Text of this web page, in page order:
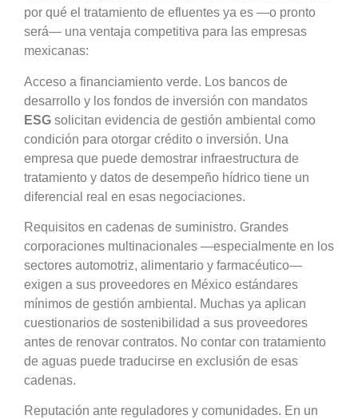
por qué el tratamiento de efluentes ya es —o pronto
será— una ventaja competitiva para las empresas
mexicanas:
Acceso a financiamiento verde. Los bancos de
desarrollo y los fondos de inversión con mandatos
ESG solicitan evidencia de gestión ambiental como
condición para otorgar crédito o inversión. Una
empresa que puede demostrar infraestructura de
tratamiento y datos de desempeño hídrico tiene un
diferencial real en esas negociaciones.
Requisitos en cadenas de suministro. Grandes
corporaciones multinacionales —especialmente en los
sectores automotriz, alimentario y farmacéutico—
exigen a sus proveedores en México estándares
mínimos de gestión ambiental. Muchas ya aplican
cuestionarios de sostenibilidad a sus proveedores
antes de renovar contratos. No contar con tratamiento
de aguas puede traducirse en exclusión de esas
cadenas.
Reputación ante reguladores y comunidades. En un